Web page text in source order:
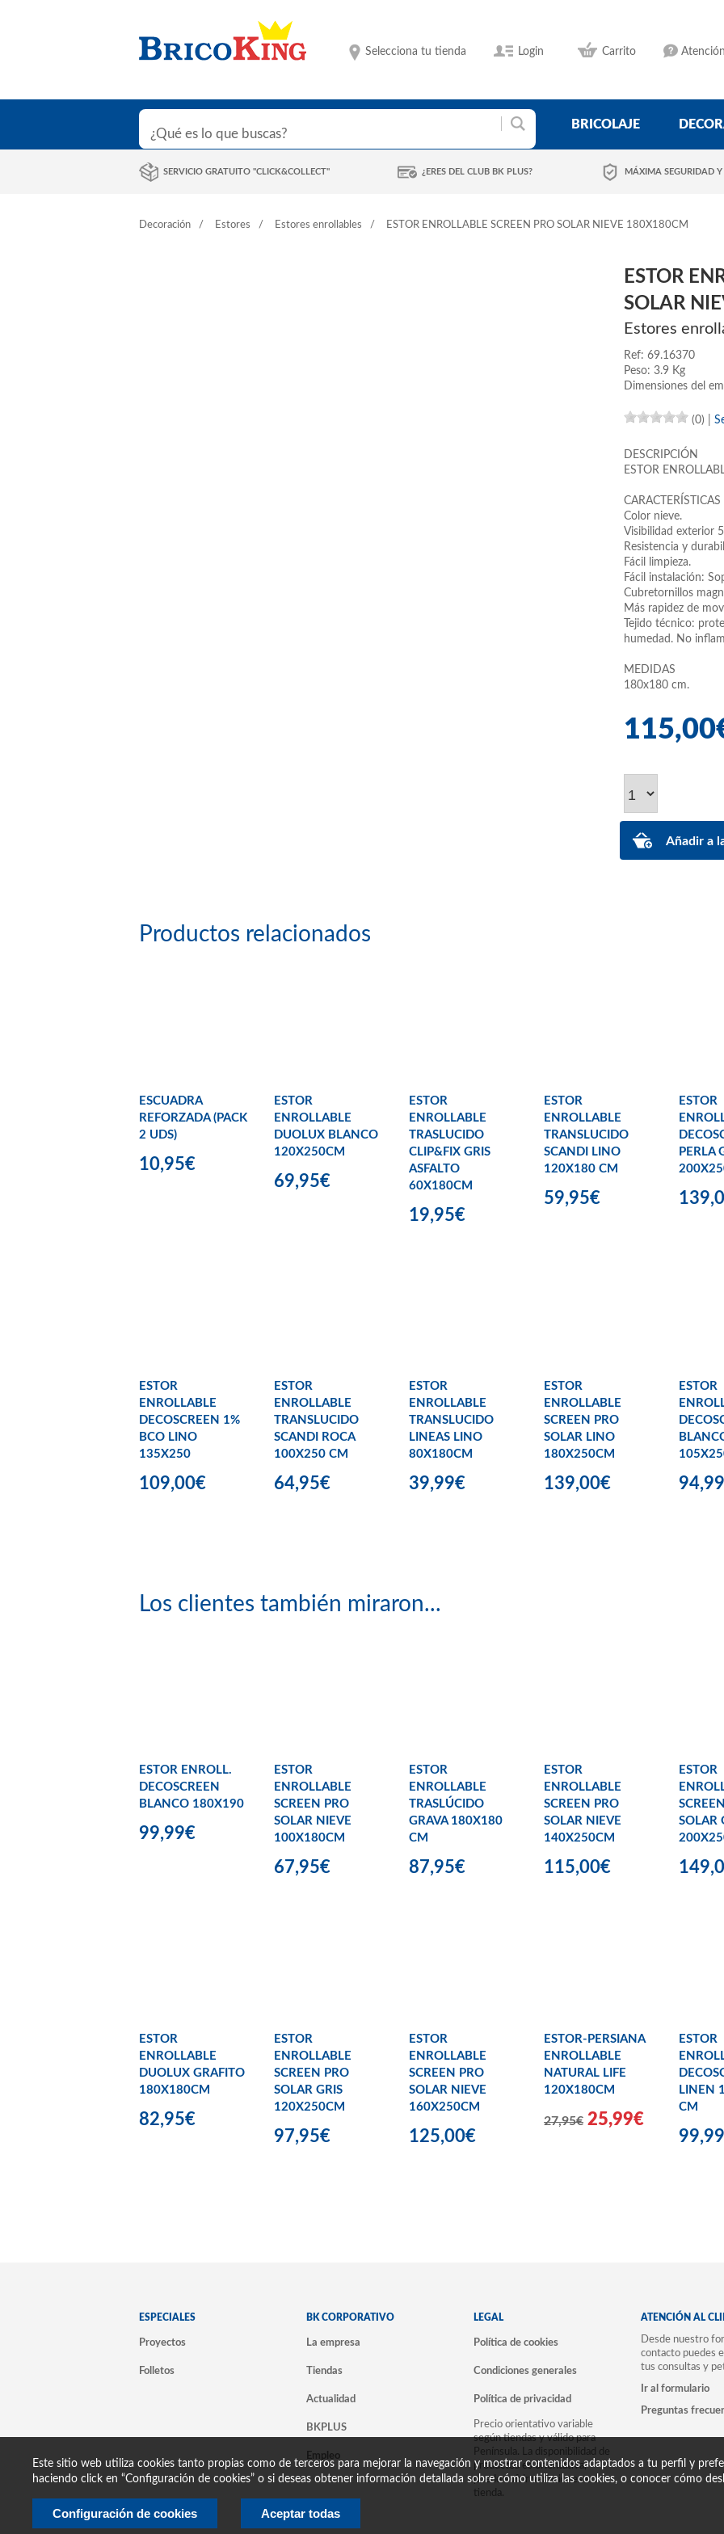
Selecciona tu tienda Login Carrito
BRICOLAJE
SERVICIO GRATUITO "CLICK&COLLECT" ¿ERES DEL CLUB BK PLUS? MÁXIMA SEGURIDAD
Decoración Estores Estores enrollables ESTOR ENROLLABLE SCREEN PRO SOLAR NIEVE 180X180CM
ESTOR
SOLAR
Estores
Ref: 69.16370
Peso: 3.9 Kg
Dimensiones del
(0)
DESCRIPCIÓN
ESTOR
CARACTERÍSTICAS
Color nieve.
Visibilidad exterior
Resistencia y
Fácil limpieza.
Fácil instalación:
Cubretornillos
Más rapidez de
Tejido técnico:
humedad. No
MEDIDAS
180x180 cm.
Productos relacionados
ESCUADRA
REFORZADA (PACK
2 UDS)
10,95€
ESTOR
ENROLLABLE
DUOLUX BLANCO
120X250CM
69,95€
ESTOR
ENROLLABLE
TRASLUCIDO
CLIP&FIX GRIS
ASFALTO
60X180CM
19,95€
ESTOR
ENROLLABLE
TRANSLUCIDO
SCANDI LINO
120X180 CM
59,95€
ESTOR
PERLA
ESTOR
ENROLLABLE
DECOSCREEN 1%
BCO LINO
135X250
109,00€
ESTOR
ENROLLABLE
TRANSLUCIDO
SCANDI ROCA
100X250 CM
64,95€
ESTOR
ENROLLABLE
TRANSLUCIDO
LINEAS LINO
80X180CM
39,99€
ESTOR
ENROLLABLE
SCREEN PRO
SOLAR LINO
180X250CM
139,00€
ESTOR
Los clientes también miraron...
ESTOR ENROLL.
DECOSCREEN
BLANCO 180X190
99,99€
ESTOR
ENROLLABLE
SCREEN PRO
SOLAR NIEVE
100X180CM
67,95€
ESTOR
ENROLLABLE
TRASLÚCIDO
GRAVA 180X180
CM
87,95€
ESTOR
ENROLLABLE
SCREEN PRO
SOLAR NIEVE
140X250CM
115,00€
ESTOR
SOLAR
ESTOR
ENROLLABLE
DUOLUX GRAFITO
180X180CM
82,95€
ESTOR
ENROLLABLE
SCREEN PRO
SOLAR GRIS
120X250CM
97,95€
ESTOR
ENROLLABLE
SCREEN PRO
SOLAR NIEVE
160X250CM
125,00€
ESTOR-PERSIANA
ENROLLABLE
NATURAL LIFE
120X180CM
27,95€ 25,99€
ESTOR
LINEN
CM
ESPECIALES
Proyectos
Folletos
BK CORPORATIVO
La empresa
Tiendas
Actualidad
BKPLUS
Empleo
LEGAL
Política de cookies
Condiciones generales
Política de privacidad
Precio orientativo variable
según tiendas y válido para
Península. La disponibilidad de
productos es orientativa,
puede sufrir variaciones en
tienda.
ATENCIÓN AL
Desde nuestro
contacto puedes
tus consultas y
Ir al formulario
Preguntas
Este sitio web utiliza cookies tanto propias como de terceros para mejorar la navegación y mostrar contenidos adaptados a tu perfil y
haciendo click en “Configuración de cookies” o si deseas obtener información detallada sobre cómo utiliza las cookies, o conocer cómo
Configuración de cookies Aceptar todas